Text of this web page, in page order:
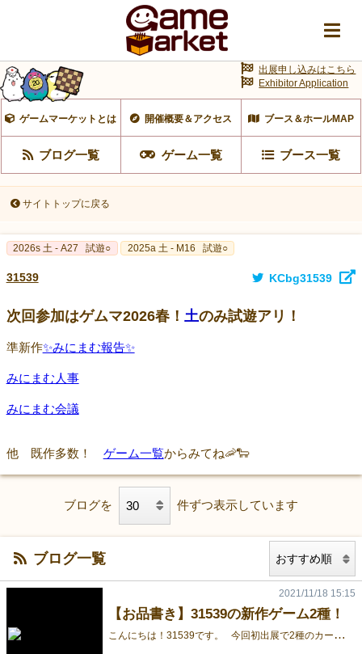
ゲームマーケットとは 開催概要＆アクセス ブース＆ホールMAP
ブログ一覧 ゲーム一覧 ブース一覧
出展申し込みはこちら
Exhibitor Application
サイトトップに戻る
2026s 土 - A27 試遊○ 2025a 土 - M16 試遊○
31539 KCbg31539
次回参加はゲムマ2026春！ 土のみ試遊アリ！
準新作✨みにまむ報告✨
みにまむ人事
みにまむ会議
他 既作多数！ ゲーム一覧からみてね🦐🐑
ブログを 件ずつ表示しています
ブログ一覧
【お品書き】31539の新作ゲーム2種！
こ
んにちは！31539です。 今回初出展で2種のカードゲームを頒布いたします。 決められた単語で正解を導くパーティーゲーム「みにまむ会議」。 4人から遊べて、ルールも簡単！ 数字や色、外国語等の決められた単語を駆使して正解を導こう、スパイカードを使用しての招待隠匿ゲームのような遊び方も可能です。 5～10分で遊べるのでアイスブレイクに最適です。 ゲームマーケットでは定価から500円値引きされた、1500円で頒布いたします！ https://gamemarket.jp/blog/179889 運と戦略のカードゲーム「トリノス」。 トリノスはその名の通り鳥巣を作るゲームです。 色とりどりなカードの中から好きな色を選び取って、一番速く鳥巣を作りましょう！ シンプルなルールながら、意外に戦略が大事になってくるゲームです。 こちらもゲームマーケットでは定価から500円値引きされた、1000円で頒布いたします！ https://gamemarket.jp/blog/180034 下記からご予約も承っております。 みにまむ会議予約 トリノス 予約 ※すでにご予約してくださった方、誠にありがとうございます。 みんなで楽しいゲームマーケットにしましょう!
2021/11/18 15:15